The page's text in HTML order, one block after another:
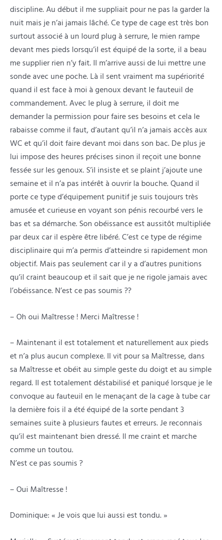
discipline. Au début il me suppliait pour ne pas la garder la
nuit mais je n’ai jamais lâché. Ce type de cage est très bon
surtout associé à un lourd plug à serrure, le mien rampe
devant mes pieds lorsqu’il est équipé de la sorte, il a beau
me supplier rien n’y fait. Il m’arrive aussi de lui mettre une
sonde avec une poche. Là il sent vraiment ma supériorité
quand il est face à moi à genoux devant le fauteuil de
commandement. Avec le plug à serrure, il doit me
demander la permission pour faire ses besoins et cela le
rabaisse comme il faut, d’autant qu’il n’a jamais accès aux
WC et qu’il doit faire devant moi dans son bac. De plus je
lui impose des heures précises sinon il reçoit une bonne
fessée sur les genoux. S’il insiste et se plaint j’ajoute une
semaine et il n’a pas intérêt à ouvrir la bouche. Quand il
porte ce type d’équipement punitif je suis toujours très
amusée et curieuse en voyant son pénis recourbé vers le
bas et sa démarche. Son obéissance est aussitôt multipliée
par deux car il espère être libéré. C’est ce type de régime
disciplinaire qui m’a permis d’atteindre si rapidement mon
objectif. Mais pas seulement car il y a d’autres punitions
qu’il craint beaucoup et il sait que je ne rigole jamais avec
l’obéissance. N’est ce pas soumis ??
– Oh oui Maîtresse ! Merci Maîtresse !
– Maintenant il est totalement et naturellement aux pieds
et n’a plus aucun complexe. Il vit pour sa Maîtresse, dans
sa Maîtresse et obéit au simple geste du doigt et au simple
regard. Il est totalement déstabilisé et paniqué lorsque je le
convoque au fauteuil en le menaçant de la cage à tube car
la dernière fois il a été équipé de la sorte pendant 3
semaines suite à plusieurs fautes et erreurs. Je reconnais
qu’il est maintenant bien dressé. Il me craint et marche
comme un toutou.
N’est ce pas soumis ?
– Oui Maîtresse !
Dominique: « Je vois que lui aussi est tondu. »